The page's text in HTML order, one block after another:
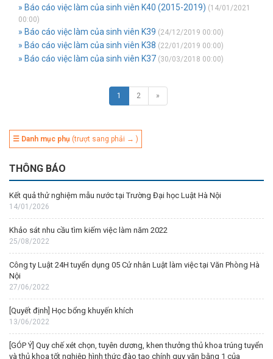
» Báo cáo việc làm của sinh viên K40 (2015-2019) (14/01/2021
00:00)
» Báo cáo việc làm của sinh viên K39 (24/12/2019 00:00)
» Báo cáo việc làm của sinh viên K38 (22/01/2019 00:00)
» Báo cáo việc làm của sinh viên K37 (30/03/2018 00:00)
1 2 »
☰ Danh mục phụ (trượt sang phải → )
THÔNG BÁO
Kết quả thử nghiệm mẫu nước tại Trường Đại học Luật Hà Nội
14/01/2026
Khảo sát nhu cầu tìm kiếm việc làm năm 2022
25/08/2022
Công ty Luật 24H tuyển dụng 05 Cử nhân Luật làm việc tại Văn Phòng Hà
Nội
27/06/2022
[Quyết định] Học bổng khuyến khích
13/06/2022
[GÓP Ý] Quy chế xét chọn, tuyên dương, khen thưởng thủ khoa trúng tuyển
và thủ khoa tốt nghiệp hình thức đào tạo chính quy văn bằng 1 của